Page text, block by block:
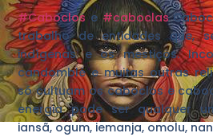
#Caboclose#caboclas
trabalho de entidades que,
indígenas e os mestiços.
candomblé e muitas outras
só cultuam os caboclos e
energia pode ser qualquer
iansã, ogum, iemanja, omolu,